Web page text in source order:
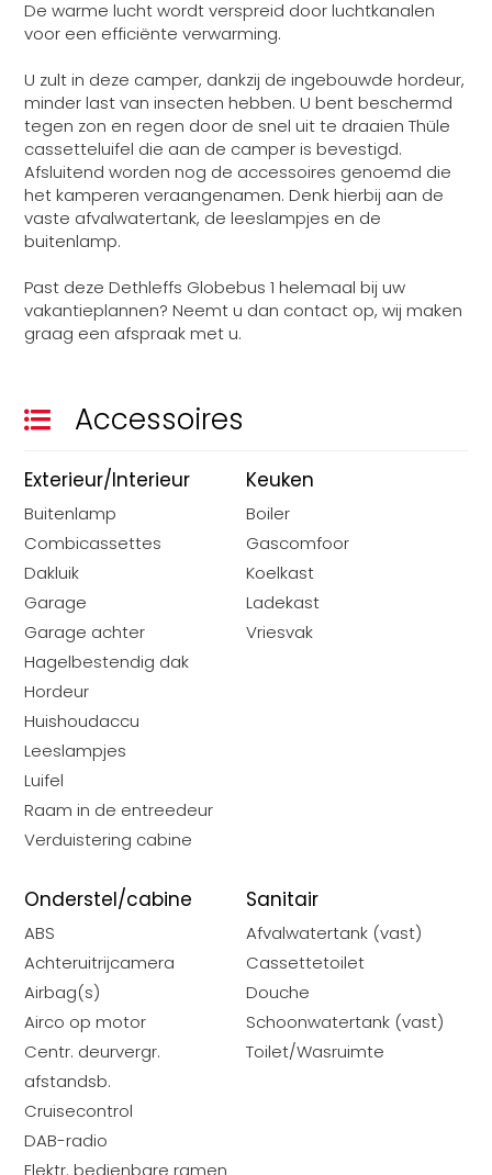
De warme lucht wordt verspreid door luchtkanalen
voor een efficiënte verwarming.
U zult in deze camper, dankzij de ingebouwde hordeur,
minder last van insecten hebben. U bent beschermd
tegen zon en regen door de snel uit te draaien Thüle
cassetteluifel die aan de camper is bevestigd.
Afsluitend worden nog de accessoires genoemd die
het kamperen veraangenamen. Denk hierbij aan de
vaste afvalwatertank, de leeslampjes en de
buitenlamp.
Past deze Dethleffs Globebus 1 helemaal bij uw
vakantieplannen? Neemt u dan contact op, wij maken
graag een afspraak met u.
Accessoires
Exterieur/Interieur
Buitenlamp
Combicassettes
Dakluik
Garage
Garage achter
Hagelbestendig dak
Hordeur
Huishoudaccu
Leeslampjes
Luifel
Raam in de entreedeur
Verduistering cabine
Keuken
Boiler
Gascomfoor
Koelkast
Ladekast
Vriesvak
Onderstel/cabine
ABS
Achteruitrijcamera
Airbag(s)
Airco op motor
Centr. deurvergr.
afstandsb.
Cruisecontrol
DAB-radio
Elektr. bedienbare ramen
Sanitair
Afvalwatertank (vast)
Cassettetoilet
Douche
Schoonwatertank (vast)
Toilet/Wasruimte